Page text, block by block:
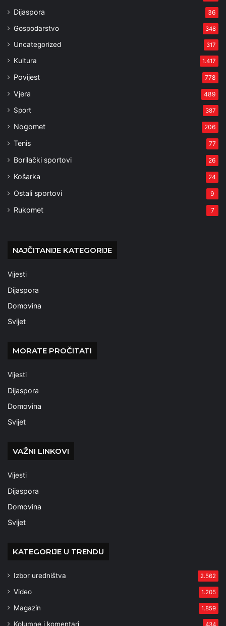
Dijaspora 36
Gospodarstvo 348
Uncategorized 317
Kultura 1.417
Povijest 778
Vjera 489
Sport 387
Nogomet 206
Tenis 77
Borilački sportovi 26
Košarka 24
Ostali sportovi 9
Rukomet 7
NAJČITANIJE KATEGORIJE
Vijesti
Dijaspora
Domovina
Svijet
MORATE PROČITATI
Vijesti
Dijaspora
Domovina
Svijet
VAŽNI LINKOVI
Vijesti
Dijaspora
Domovina
Svijet
KATEGORIJE U TRENDU
Izbor uredništva 2.562
Video 1.205
Magazin 1.859
Kolumne i komentari 434